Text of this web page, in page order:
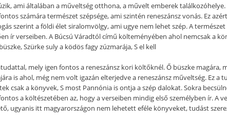
ami általában a műveltség otthona, a művelt emberek találkozóhelye.
számára természet szépsége, ami szintén reneszánsz vonás. Ez
szerint a földi élet siralomvölgy, ami ugye nem lehet szép. A természet
ír verseiben. A Búcsú Váradtól című költeményében ahol nemcsak a
Szürke suly a ködös fagy zúzmarája, S el kell
mely igen fontos a reneszánsz kori költőknél. Ő büszke magára,
is ahol, még nem volt igazán elterjedve a reneszánsz műveltség. Ez a
csak a könyvek, S most Pannónia is ontja a szép dalokat. Sokra
a költészetében az, hogy a verseiben mindig első személyben ír. A
ugyanis itt magyarországon nem lehetett eféle könyveket, tudást